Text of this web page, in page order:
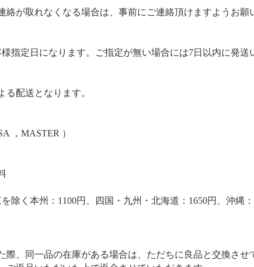
絡が取れなくなる場合は、事前にご連絡頂けますようお願
指定日になります。ご指定が無い場合には7日以内に発送
る配送となります。
，MASTER ）
除く本州：1100円、四国・九州・北海道：1650円、沖縄
際、同一品の在庫がある場合は、ただちに良品と交換させ